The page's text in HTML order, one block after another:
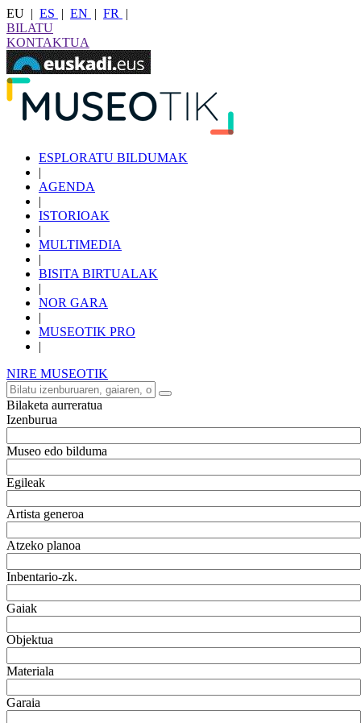
EU | ES | EN | FR
|
BILATU
KONTAKTUA
ESPLORATU BILDUMAK
|
AGENDA
|
ISTORIOAK
|
MULTIMEDIA
|
BISITA BIRTUALAK
|
NOR GARA
|
MUSEOTIK PRO
|
NIRE MUSEOTIK
Bilaketa aurreratua
Izenburua
Museo edo bilduma
Egileak
Artista generoa
Atzeko planoa
Inbentario-zk.
Gaiak
Objektua
Materiala
Garaia